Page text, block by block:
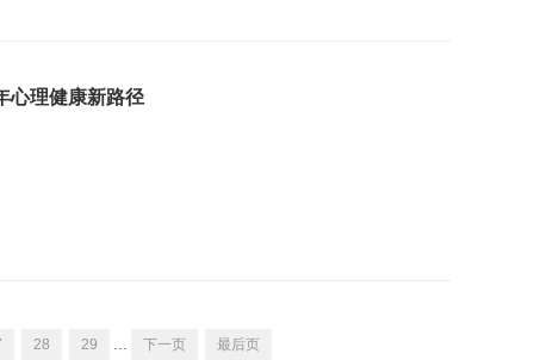
心理健康新路径
28 29 ... 下一页 最后页